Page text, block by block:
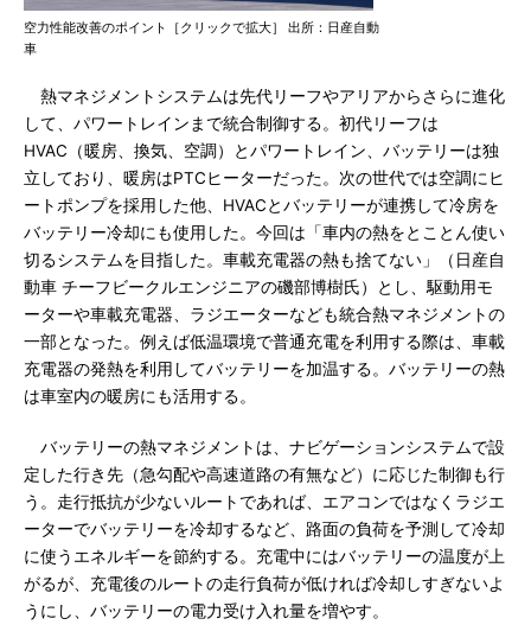
空力性能改善のポイント［クリックで拡大］ 出所：日産自動
車
熱マネジメントシステムは先代リーフやアリアからさらに進化
して、パワートレインまで統合制御する。初代リーフは
HVAC（暖房、換気、空調）とパワートレイン、バッテリーは独
立しており、暖房はPTCヒーターだった。次の世代では空調にヒ
ートポンプを採用した他、HVACとバッテリーが連携して冷房を
バッテリー冷却にも使用した。今回は「車内の熱をとことん使い
切るシステムを目指した。車載充電器の熱も捨てない」（日産自
動車 チーフビークルエンジニアの磯部博樹氏）とし、駆動用モ
ーターや車載充電器、ラジエーターなども統合熱マネジメントの
一部となった。例えば低温環境で普通充電を利用する際は、車載
充電器の発熱を利用してバッテリーを加温する。バッテリーの熱
は車室内の暖房にも活用する。
バッテリーの熱マネジメントは、ナビゲーションシステムで設
定した行き先（急勾配や高速道路の有無など）に応じた制御も行
う。走行抵抗が少ないルートであれば、エアコンではなくラジエ
ーターでバッテリーを冷却するなど、路面の負荷を予測して冷却
に使うエネルギーを節約する。充電中にはバッテリーの温度が上
がるが、充電後のルートの走行負荷が低ければ冷却しすぎないよ
うにし、バッテリーの電力受け入れ量を増やす。